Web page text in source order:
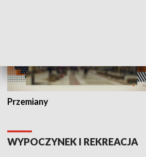
Przemiany
WYPOCZYNEK I REKREACJA